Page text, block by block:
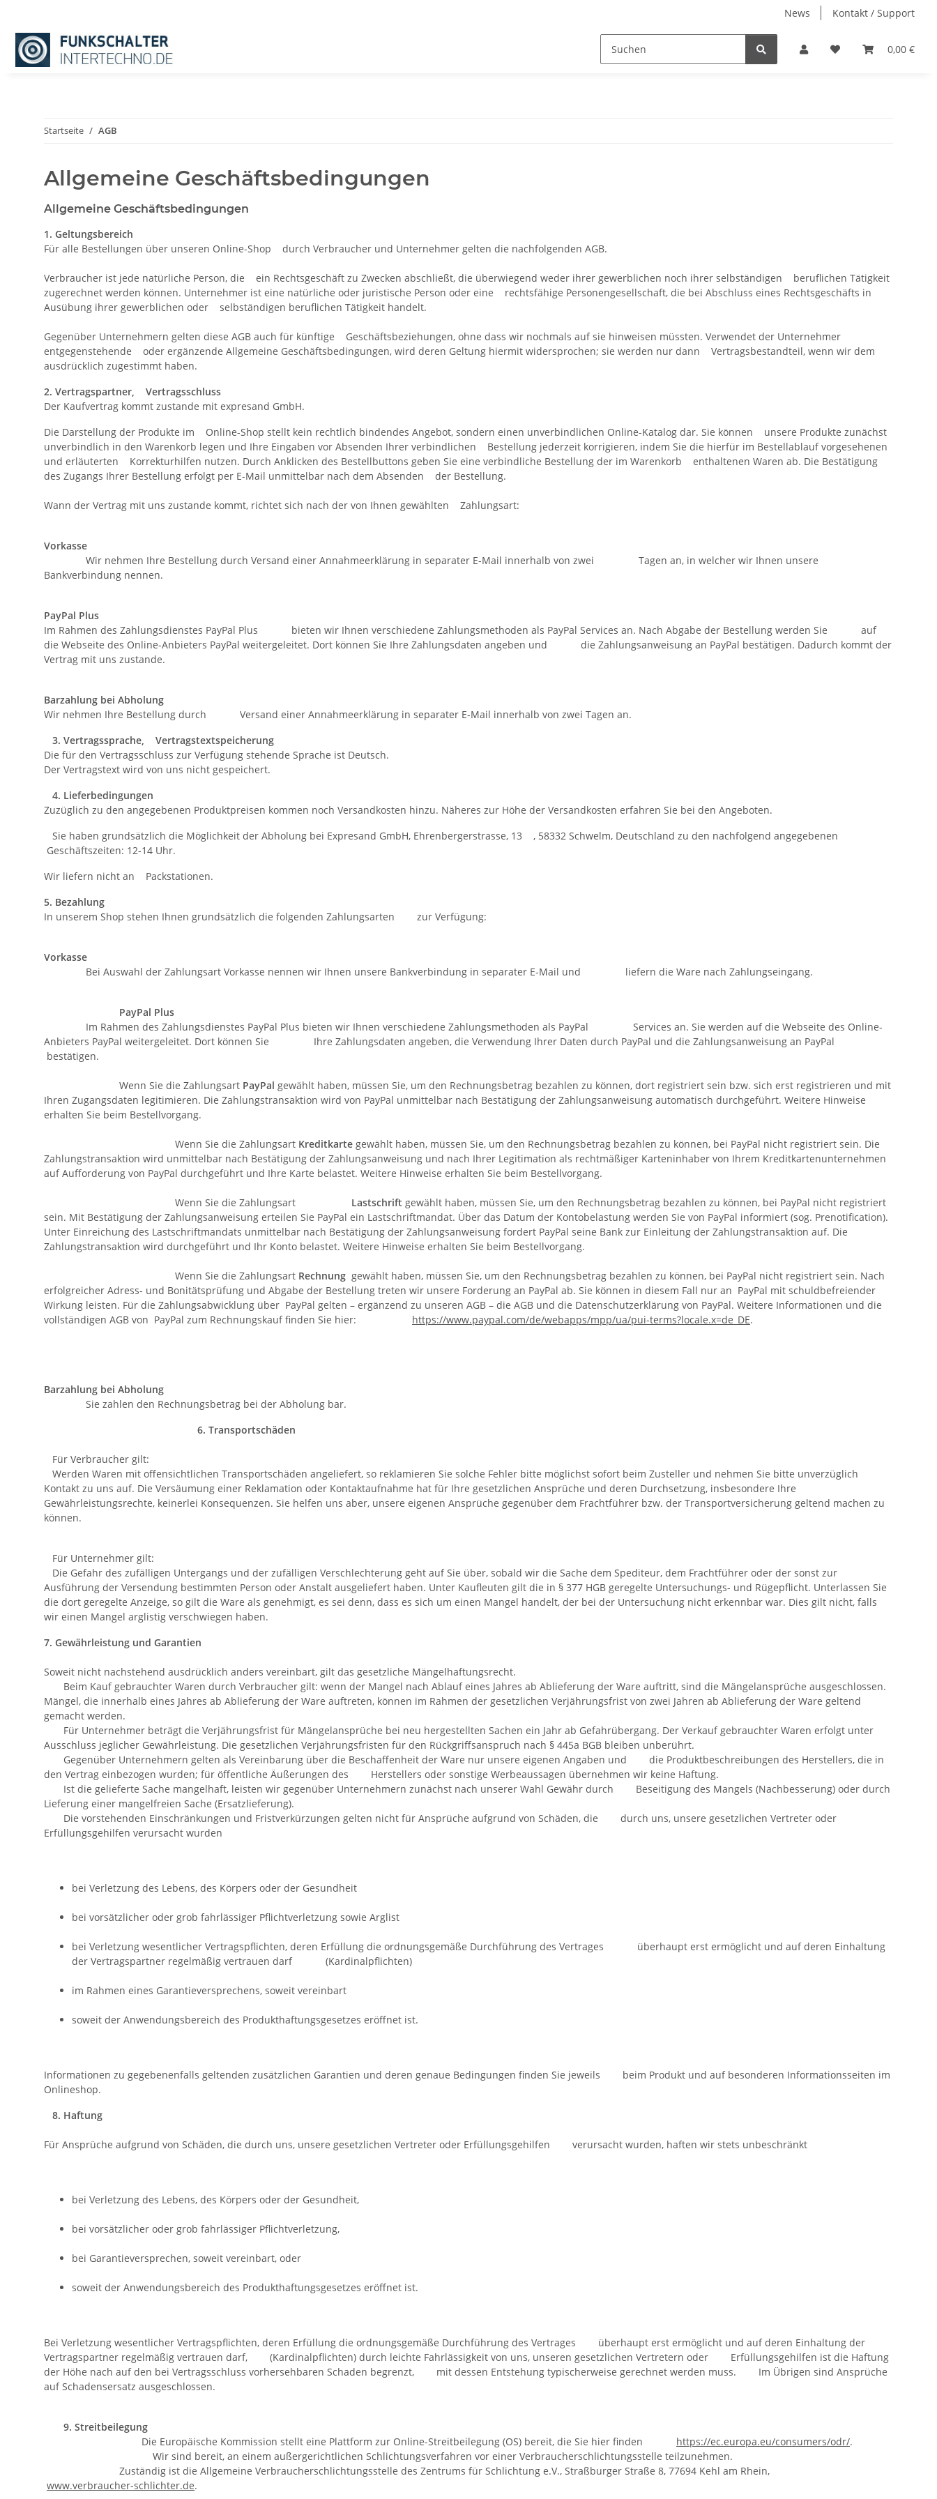
News Kontakt / Support
0,00 €
Startseite AGB
Allgemeine Geschäftsbedingungen
Allgemeine Geschäftsbedingungen
1. Geltungsbereich
Für alle Bestellungen über unseren Online-Shop durch Verbraucher und Unternehmer gelten die nachfolgenden AGB.
Verbraucher ist jede natürliche Person, die ein Rechtsgeschäft zu Zwecken abschließt, die überwiegend weder ihrer gewerblichen noch ihrer selbständigen beruflichen Tätigkeit
zugerechnet werden können. Unternehmer ist eine natürliche oder juristische Person oder eine rechtsfähige Personengesellschaft, die bei Abschluss eines Rechtsgeschäfts in
Ausübung ihrer gewerblichen oder selbständigen beruflichen Tätigkeit handelt.
Gegenüber Unternehmern gelten diese AGB auch für künftige Geschäftsbeziehungen, ohne dass wir nochmals auf sie hinweisen müssten. Verwendet der Unternehmer
entgegenstehende oder ergänzende Allgemeine Geschäftsbedingungen, wird deren Geltung hiermit widersprochen; sie werden nur dann Vertragsbestandteil, wenn wir dem
ausdrücklich zugestimmt haben.
2. Vertragspartner, Vertragsschluss
Der Kaufvertrag kommt zustande mit expresand GmbH.
Die Darstellung der Produkte im Online-Shop stellt kein rechtlich bindendes Angebot, sondern einen unverbindlichen Online-Katalog dar. Sie können unsere Produkte zunächst
unverbindlich in den Warenkorb legen und Ihre Eingaben vor Absenden Ihrer verbindlichen Bestellung jederzeit korrigieren, indem Sie die hierfür im Bestellablauf vorgesehenen
und erläuterten Korrekturhilfen nutzen. Durch Anklicken des Bestellbuttons geben Sie eine verbindliche Bestellung der im Warenkorb enthaltenen Waren ab. Die Bestätigung
des Zugangs Ihrer Bestellung erfolgt per E-Mail unmittelbar nach dem Absenden der Bestellung.
Wann der Vertrag mit uns zustande kommt, richtet sich nach der von Ihnen gewählten Zahlungsart:
Vorkasse
Wir nehmen Ihre Bestellung durch Versand einer Annahmeerklärung in separater E-Mail innerhalb von zwei Tagen an, in welcher wir Ihnen unsere
Bankverbindung nennen.
PayPal Plus
Im Rahmen des Zahlungsdienstes PayPal Plus bieten wir Ihnen verschiedene Zahlungsmethoden als PayPal Services an. Nach Abgabe der Bestellung werden Sie auf
die Webseite des Online-Anbieters PayPal weitergeleitet. Dort können Sie Ihre Zahlungsdaten angeben und die Zahlungsanweisung an PayPal bestätigen. Dadurch kommt der
Vertrag mit uns zustande.
Barzahlung bei Abholung
Wir nehmen Ihre Bestellung durch Versand einer Annahmeerklärung in separater E-Mail innerhalb von zwei Tagen an.
3. Vertragssprache, Vertragstextspeicherung
Die für den Vertragsschluss zur Verfügung stehende Sprache ist Deutsch.
Der Vertragstext wird von uns nicht gespeichert.
4. Lieferbedingungen
Zuzüglich zu den angegebenen Produktpreisen kommen noch Versandkosten hinzu. Näheres zur Höhe der Versandkosten erfahren Sie bei den Angeboten.
Sie haben grundsätzlich die Möglichkeit der Abholung bei Expresand GmbH, Ehrenbergerstrasse, 13 , 58332 Schwelm, Deutschland zu den nachfolgend angegebenen
Geschäftszeiten: 12-14 Uhr.
Wir liefern nicht an Packstationen.
5. Bezahlung
In unserem Shop stehen Ihnen grundsätzlich die folgenden Zahlungsarten zur Verfügung:
Vorkasse
Bei Auswahl der Zahlungsart Vorkasse nennen wir Ihnen unsere Bankverbindung in separater E-Mail und liefern die Ware nach Zahlungseingang.
PayPal Plus
Im Rahmen des Zahlungsdienstes PayPal Plus bieten wir Ihnen verschiedene Zahlungsmethoden als PayPal Services an. Sie werden auf die Webseite des Online-
Anbieters PayPal weitergeleitet. Dort können Sie Ihre Zahlungsdaten angeben, die Verwendung Ihrer Daten durch PayPal und die Zahlungsanweisung an PayPal
bestätigen.
Wenn Sie die Zahlungsart PayPal gewählt haben, müssen Sie, um den Rechnungsbetrag bezahlen zu können, dort registriert sein bzw. sich erst registrieren und mit
Ihren Zugangsdaten legitimieren. Die Zahlungstransaktion wird von PayPal unmittelbar nach Bestätigung der Zahlungsanweisung automatisch durchgeführt. Weitere Hinweise
erhalten Sie beim Bestellvorgang.
Wenn Sie die Zahlungsart Kreditkarte gewählt haben, müssen Sie, um den Rechnungsbetrag bezahlen zu können, bei PayPal nicht registriert sein. Die
Zahlungstransaktion wird unmittelbar nach Bestätigung der Zahlungsanweisung und nach Ihrer Legitimation als rechtmäßiger Karteninhaber von Ihrem Kreditkartenunternehmen
auf Aufforderung von PayPal durchgeführt und Ihre Karte belastet. Weitere Hinweise erhalten Sie beim Bestellvorgang.
Wenn Sie die Zahlungsart Lastschrift gewählt haben, müssen Sie, um den Rechnungsbetrag bezahlen zu können, bei PayPal nicht registriert
sein. Mit Bestätigung der Zahlungsanweisung erteilen Sie PayPal ein Lastschriftmandat. Über das Datum der Kontobelastung werden Sie von PayPal informiert (sog. Prenotification).
Unter Einreichung des Lastschriftmandats unmittelbar nach Bestätigung der Zahlungsanweisung fordert PayPal seine Bank zur Einleitung der Zahlungstransaktion auf. Die
Zahlungstransaktion wird durchgeführt und Ihr Konto belastet. Weitere Hinweise erhalten Sie beim Bestellvorgang.
Wenn Sie die Zahlungsart Rechnung gewählt haben, müssen Sie, um den Rechnungsbetrag bezahlen zu können, bei PayPal nicht registriert sein. Nach
erfolgreicher Adress- und Bonitätsprüfung und Abgabe der Bestellung treten wir unsere Forderung an PayPal ab. Sie können in diesem Fall nur an PayPal mit schuldbefreiender
Wirkung leisten. Für die Zahlungsabwicklung über PayPal gelten – ergänzend zu unseren AGB – die AGB und die Datenschutzerklärung von PayPal. Weitere Informationen und die
vollständigen AGB von PayPal zum Rechnungskauf finden Sie hier: https://www.paypal.com/de/webapps/mpp/ua/pui-terms?locale.x=de_DE.
Barzahlung bei Abholung
Sie zahlen den Rechnungsbetrag bei der Abholung bar.
6. Transportschäden
Für Verbraucher gilt:
Werden Waren mit offensichtlichen Transportschäden angeliefert, so reklamieren Sie solche Fehler bitte möglichst sofort beim Zusteller und nehmen Sie bitte unverzüglich
Kontakt zu uns auf. Die Versäumung einer Reklamation oder Kontaktaufnahme hat für Ihre gesetzlichen Ansprüche und deren Durchsetzung, insbesondere Ihre
Gewährleistungsrechte, keinerlei Konsequenzen. Sie helfen uns aber, unsere eigenen Ansprüche gegenüber dem Frachtführer bzw. der Transportversicherung geltend machen zu
können.
Für Unternehmer gilt:
Die Gefahr des zufälligen Untergangs und der zufälligen Verschlechterung geht auf Sie über, sobald wir die Sache dem Spediteur, dem Frachtführer oder der sonst zur
Ausführung der Versendung bestimmten Person oder Anstalt ausgeliefert haben. Unter Kaufleuten gilt die in § 377 HGB geregelte Untersuchungs- und Rügepflicht. Unterlassen Sie
die dort geregelte Anzeige, so gilt die Ware als genehmigt, es sei denn, dass es sich um einen Mangel handelt, der bei der Untersuchung nicht erkennbar war. Dies gilt nicht, falls
wir einen Mangel arglistig verschwiegen haben.
7. Gewährleistung und Garantien
Soweit nicht nachstehend ausdrücklich anders vereinbart, gilt das gesetzliche Mängelhaftungsrecht.
Beim Kauf gebrauchter Waren durch Verbraucher gilt: wenn der Mangel nach Ablauf eines Jahres ab Ablieferung der Ware auftritt, sind die Mängelansprüche ausgeschlossen.
Mängel, die innerhalb eines Jahres ab Ablieferung der Ware auftreten, können im Rahmen der gesetzlichen Verjährungsfrist von zwei Jahren ab Ablieferung der Ware geltend
gemacht werden.
Für Unternehmer beträgt die Verjährungsfrist für Mängelansprüche bei neu hergestellten Sachen ein Jahr ab Gefahrübergang. Der Verkauf gebrauchter Waren erfolgt unter
Ausschluss jeglicher Gewährleistung. Die gesetzlichen Verjährungsfristen für den Rückgriffsanspruch nach § 445a BGB bleiben unberührt.
Gegenüber Unternehmern gelten als Vereinbarung über die Beschaffenheit der Ware nur unsere eigenen Angaben und die Produktbeschreibungen des Herstellers, die in
den Vertrag einbezogen wurden; für öffentliche Äußerungen des Herstellers oder sonstige Werbeaussagen übernehmen wir keine Haftung.
Ist die gelieferte Sache mangelhaft, leisten wir gegenüber Unternehmern zunächst nach unserer Wahl Gewähr durch Beseitigung des Mangels (Nachbesserung) oder durch
Lieferung einer mangelfreien Sache (Ersatzlieferung).
Die vorstehenden Einschränkungen und Fristverkürzungen gelten nicht für Ansprüche aufgrund von Schäden, die durch uns, unsere gesetzlichen Vertreter oder
Erfüllungsgehilfen verursacht wurden
bei Verletzung des Lebens, des Körpers oder der Gesundheit
bei vorsätzlicher oder grob fahrlässiger Pflichtverletzung sowie Arglist
bei Verletzung wesentlicher Vertragspflichten, deren Erfüllung die ordnungsgemäße Durchführung des Vertrages überhaupt erst ermöglicht und auf deren Einhaltung
der Vertragspartner regelmäßig vertrauen darf (Kardinalpflichten)
im Rahmen eines Garantieversprechens, soweit vereinbart
soweit der Anwendungsbereich des Produkthaftungsgesetzes eröffnet ist.
Informationen zu gegebenenfalls geltenden zusätzlichen Garantien und deren genaue Bedingungen finden Sie jeweils beim Produkt und auf besonderen Informationsseiten im
Onlineshop.
8. Haftung
Für Ansprüche aufgrund von Schäden, die durch uns, unsere gesetzlichen Vertreter oder Erfüllungsgehilfen verursacht wurden, haften wir stets unbeschränkt
bei Verletzung des Lebens, des Körpers oder der Gesundheit,
bei vorsätzlicher oder grob fahrlässiger Pflichtverletzung,
bei Garantieversprechen, soweit vereinbart, oder
soweit der Anwendungsbereich des Produkthaftungsgesetzes eröffnet ist.
Bei Verletzung wesentlicher Vertragspflichten, deren Erfüllung die ordnungsgemäße Durchführung des Vertrages überhaupt erst ermöglicht und auf deren Einhaltung der
Vertragspartner regelmäßig vertrauen darf, (Kardinalpflichten) durch leichte Fahrlässigkeit von uns, unseren gesetzlichen Vertretern oder Erfüllungsgehilfen ist die Haftung
der Höhe nach auf den bei Vertragsschluss vorhersehbaren Schaden begrenzt, mit dessen Entstehung typischerweise gerechnet werden muss. Im Übrigen sind Ansprüche
auf Schadensersatz ausgeschlossen.
9. Streitbeilegung
Die Europäische Kommission stellt eine Plattform zur Online-Streitbeilegung (OS) bereit, die Sie hier finden https://ec.europa.eu/consumers/odr/.
Wir sind bereit, an einem außergerichtlichen Schlichtungsverfahren vor einer Verbraucherschlichtungsstelle teilzunehmen.
Zuständig ist die Allgemeine Verbraucherschlichtungsstelle des Zentrums für Schlichtung e.V., Straßburger Straße 8, 77694 Kehl am Rhein,
www.verbraucher-schlichter.de.